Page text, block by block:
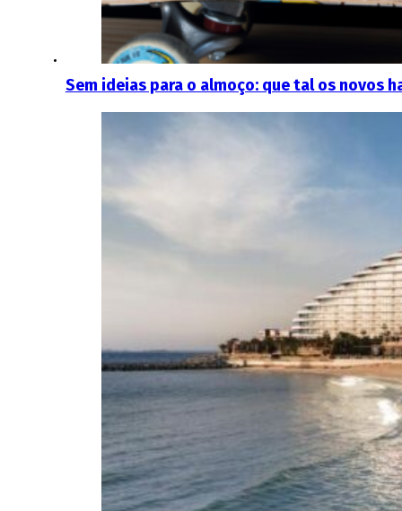
Sem ideias para o almoço: que tal os novos